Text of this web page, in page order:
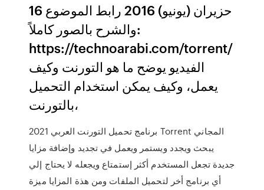
16 حزيران (يونيو) 2016 رابط الموضوع
والشرح بالصور كاملاً:
https://technoarabi.com/torrent/
الفيديو يوضح ما هو التورنت وكيف
يعمل، وكيف يمكن استخدام التحميل
بالتورنت،
برنامج تحميل التورنت العربي 2021 Torrent المجاني
يبحث ويجدد ويستمر ويعمل في تجديد وإضافة مزايا
جديدة تجعل المستخدم أكثر إستمتاع ويجعله لا يحتاج إلي
أي برنامج أخر لتحميل الملفات ومن هذة المزايا ميزة